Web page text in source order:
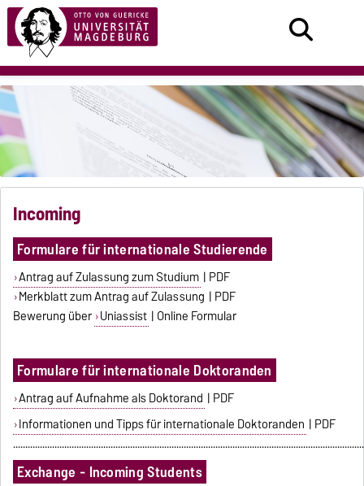
Incoming
Formulare für internationale Studierende
Antrag auf Zulassung zum Studium | PDF
Merkblatt zum Antrag auf Zulassung | PDF
Bewerung über Uniassist | Online Formular
Formulare für internationale Doktoranden
Antrag auf Aufnahme als Doktorand | PDF
Informationen und Tipps für internationale Doktoranden | PDF
Exchange - Incoming Students